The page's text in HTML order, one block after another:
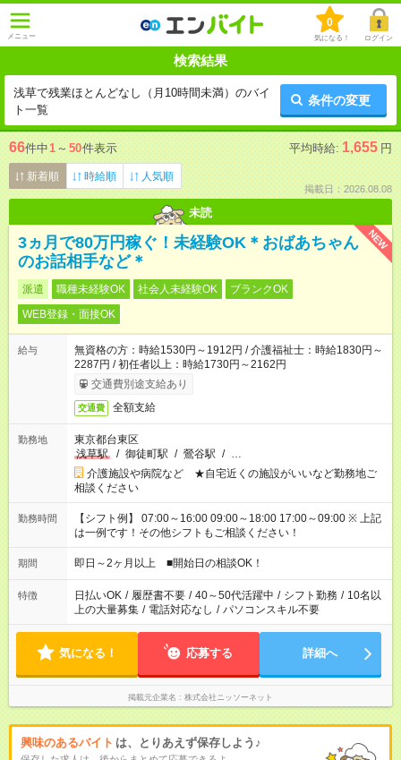
メニュー
0
気になる！ ログイン
検索結果
浅草で残業ほとんどなし（月10時間未満）のバイ
ト一覧
条件の変更
66件中1 ～ 50件表示 平均時給: 1,655 円
新着順 時給順 人気順
掲載日：2026.08.08
未読
NEW
3ヵ月で80万円稼ぐ！未経験OK＊おばあちゃん
のお話相手など＊
派遣 職種未経験OK 社会人未経験OK
ブランクOK
WEB登録・面接OK
給与
無資格の方：時給1530円～1912円 / 介護福祉士：時給1830円～
2287円 / 初任者以上：時給1730円～2162円
交通費別途支給あり
交通費 全額支給
勤務地
東京都台東区
浅草駅
/ 御徒町駅 / 鶯谷駅 / …
介護施設や病院など ★自宅近くの施設がいいなど勤務地ご
相談ください
勤務時間
【シフト例】 07:00～16:00 09:00～18:00 17:00～09:00 ※ 上記
は一例です！その他シフトもご相談ください！
期間 即日～2ヶ月以上 ■開始日の相談OK！
特徴 日払いOK / 履歴書不要 / 40～50代活躍中 / シフト勤務 / 10名以
上の大量募集 / 電話対応なし / パソコンスキル不要
気になる！ 応募する 詳細へ
掲載元企業名 株式会社ニッソーネット
興味のあるバイト は、とりあえず保存しよう♪